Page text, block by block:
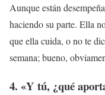
Aunque están
haciendo su parte. Ella
que ella cuida, o no te
semana; bueno,
4. «Y tú, ¿qué